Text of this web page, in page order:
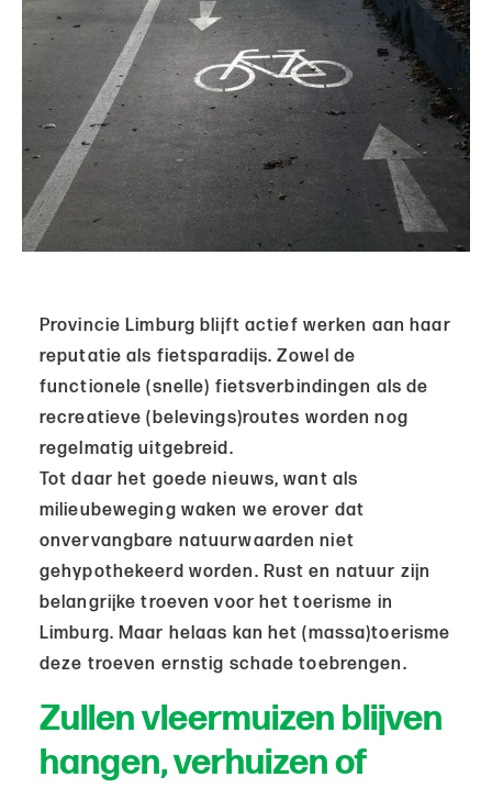
Provincie Limburg blijft actief werken aan haar
reputatie als fietsparadijs. Zowel de
functionele (snelle) fietsverbindingen als de
recreatieve (belevings)routes worden nog
regelmatig uitgebreid.
Tot daar het goede nieuws, want als
milieubeweging waken we erover dat
onvervangbare natuurwaarden niet
gehypothekeerd worden. Rust en natuur zijn
belangrijke troeven voor het toerisme in
Limburg. Maar helaas kan het (massa)toerisme
deze troeven ernstig schade toebrengen.
Zullen vleermuizen blijven
hangen, verhuizen of